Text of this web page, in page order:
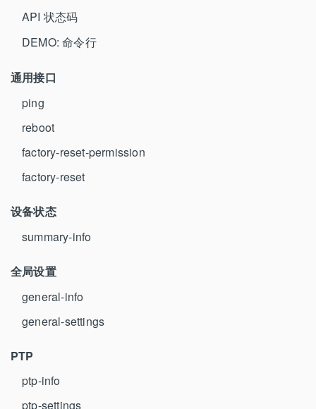
API 状态码
DEMO: 命令行
通用接口
ping
reboot
factory-reset-permission
factory-reset
设备状态
summary-info
全局设置
general-info
general-settings
PTP
ptp-info
ptp-settings